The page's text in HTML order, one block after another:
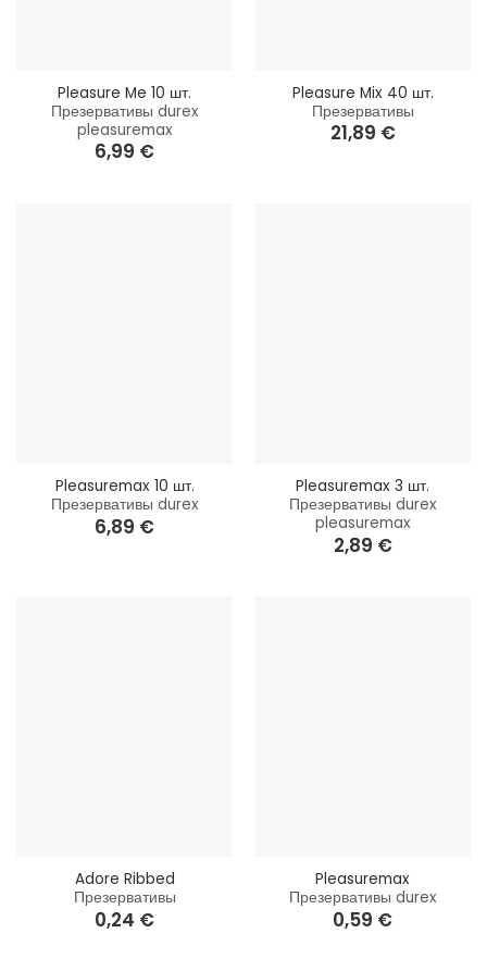
Pleasure Me 10 шт.
Презервативы durex
pleasuremax
6,99 €
Pleasure Mix 40 шт.
Презервативы
21,89 €
Pleasuremax 10 шт.
Презервативы durex
6,89 €
Pleasuremax 3 шт.
Презервативы durex
pleasuremax
2,89 €
Adore Ribbed
Презервативы
0,24 €
Pleasuremax
Презервативы durex
0,59 €